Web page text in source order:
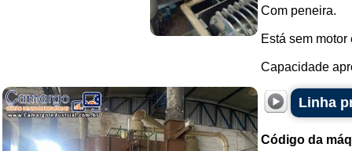
Com peneira.
Está sem motor
Capacidade
Linha
Código da